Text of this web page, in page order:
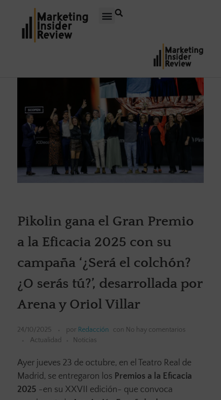
Pikolin gana el Gran Premio
a la Eficacia 2025 con su
campaña ‘¿Será el colchón?
¿O serás tú?’, desarrollada por
Arena y Oriol Villar
24/10/2025 por Redacción con No hay comentarios
Actualidad
Noticias
Ayer jueves 23 de octubre, en el Teatro Real de
Madrid, se entregaron los Premios a la Eficacia
2025 -en su XXVII edición- que convoca